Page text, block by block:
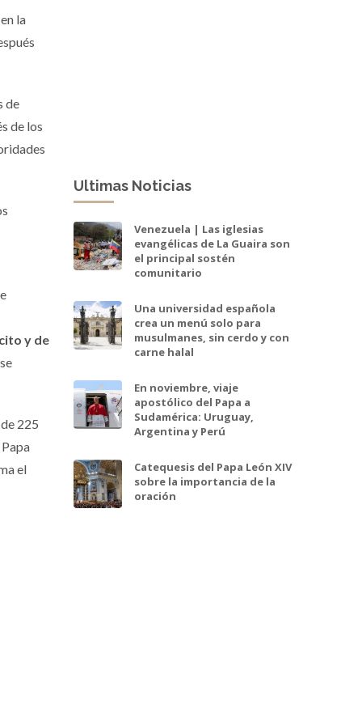
la
de
de los
y de
225
el
Ultimas Noticias
Venezuela | Las iglesias
evangélicas de La Guaira son
el principal sostén
comunitario
Una universidad española
crea un menú solo para
musulmanes, sin cerdo y con
carne halal
En noviembre, viaje
apostólico del Papa a
Sudamérica: Uruguay,
Argentina y Perú
Catequesis del Papa León XIV
sobre la importancia de la
oración